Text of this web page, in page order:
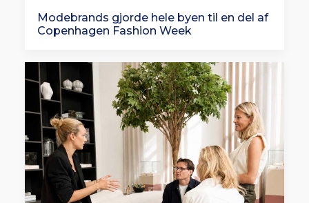
Modebrands gjorde hele byen til en del af
Copenhagen Fashion Week